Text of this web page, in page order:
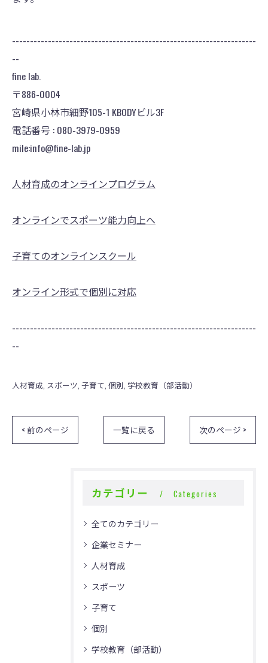
--------------------------------------------------------------------
--
fine lab.
〒886-0004
宮崎県小林市細野105-1 KBODYビル3F
電話番号 : 080-3979-0959
mile:info@fine-lab.jp
人材育成のオンラインプログラム
オンラインでスポーツ能力向上へ
子育てのオンラインスクール
オンライン形式で個別に対応
--------------------------------------------------------------------
--
人材育成 スポーツ 子育て 個別 学校教育（部活動）
< 前のページ 一覧に戻る 次のページ >
カテゴリー Categories
全てのカテゴリー
企業セミナー
人材育成
スポーツ
子育て
個別
学校教育（部活動）